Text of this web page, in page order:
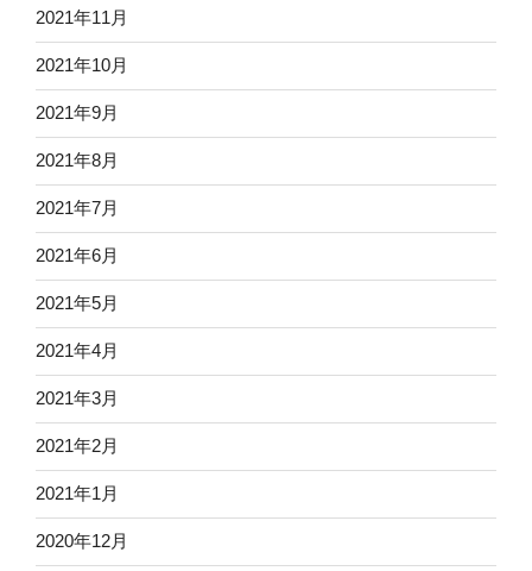
2021年11月
2021年10月
2021年9月
2021年8月
2021年7月
2021年6月
2021年5月
2021年4月
2021年3月
2021年2月
2021年1月
2020年12月